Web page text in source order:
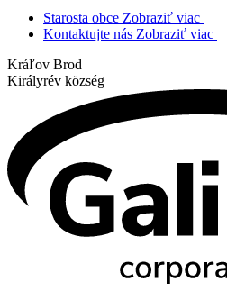
Starosta obce Zobraziť viac
Kontaktujte nás Zobraziť viac
Kráľov Brod
Királyrév község